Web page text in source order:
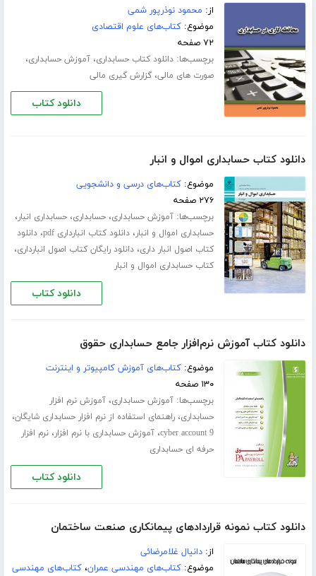
از: محمود نوذرپور شمی
موضوع:کتاب‌های علوم اقتصادی
۷۲ صفحه
برچسب‌ها:دانلود کتاب حسابداری،آموزش حسابداری،
صورت های مالی،گزارش گیری مالی
دانلود کتاب
دانلود کتاب حسابداری اموال و انبار
موضوع:کتاب‌های درسی و دانشجویی
۲۷۶ صفحه
برچسب‌ها:آموزش حسابداری،حسابداری،حسابداری انبار،
حسابداری اموال و انبار،دانلود کتاب انبارداری pdf ،دانلود
کتاب اصول انبار داری،دانلود رایگان کتاب اصول انبارداری،
کتاب حسابداری اموال و انبار
دانلود کتاب
دانلود کتاب آموزش نرم‌افزار جامع حسابداری حقوق
موضوع:کتاب‌های آموزش کامپیوتر و اینترنت
۱۳۰ صفحه
برچسب‌ها:آموزش حسابداری،آموزش نرم افزار
حسابداری،راهنمای استفاده از نرم افزار حسابداری شایگان،
cyber account 9،آموزش حسابداری با نرم افزار،نرم افزار
حرفه ای حسابداری
دانلود کتاب
دانلود کتاب نمونه قراردادهای پیمانکاری صنعت ساختمان
از:دانیال غلامرضائی
موضوع:کتاب‌های مهندسی عمران،کتاب‌های مهندسی